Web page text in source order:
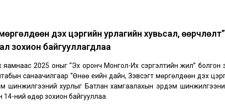
дэх цэргийн урлагийн хувьсал,
зохион байгууллагдлаа
2025 оныг “Эх оронч Монгол-Их сэргэлтийн жил” болгон
санаачилгаар “Өнөө үеийн дайн, Зэвсэгт мөргөлдөөн дэх
шинжилгээний хурлыг Батлан хамгаалахын эрдэм
14-ний өдөр зохион байгууллаа.